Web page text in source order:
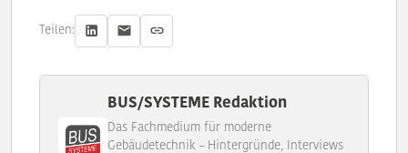
Teilen:
BUS/SYSTEME Redaktion
Das Fachmedium für moderne
Gebäudetechnik – Hintergründe, Interviews